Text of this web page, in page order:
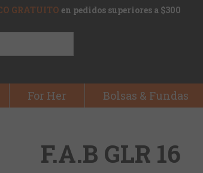
GRATUITO en pedidos superiores a $300
For Her Bolsas & Fundas
F.A.B GLR 16